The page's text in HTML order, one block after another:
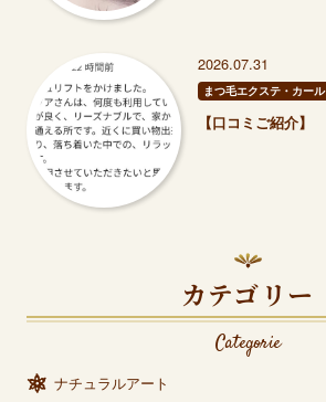
2026.07.31
まつ毛エクステ・カール
【口コミご紹介】
カテゴリー
Categorie
ナチュラルアート